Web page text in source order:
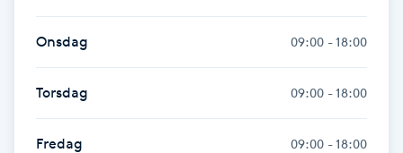
Onsdag 09:00 - 18:00
Torsdag 09:00 - 18:00
Fredag 09:00 - 18:00